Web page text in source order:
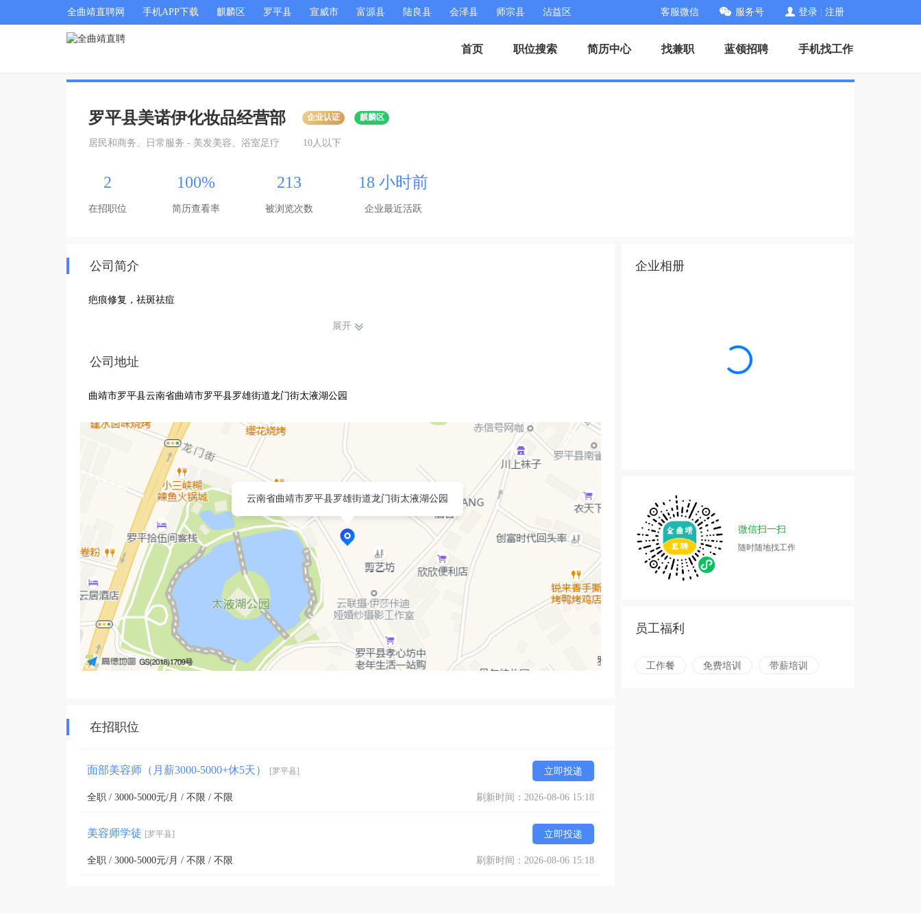
全曲靖直聘网 手机APP下载 麒麟区 罗平县 宣威市 富源县 陆良县 会泽县 师宗县 沾益区 客服微信 服务号 登录 注册
首页 职位搜索 简历中心 找兼职 蓝领招聘 手机找工作
罗平县美诺伊化妆品经营部 企业认证 麒麟区
居民和商务、日常服务 - 美发美容、浴室足疗 10人以下
2
在招职位
100%
简历查看率
213
被浏览次数
18 小时前
企业最近活跃
公司简介
疤痕修复，祛斑祛痘
展开
公司地址
曲靖市罗平县云南省曲靖市罗平县罗雄街道龙门街太液湖公园
云南省曲靖市罗平县罗雄街道龙门街太液湖公园
在招职位
面部美容师（月薪3000-5000+休5天） [罗平县] 立即投递
全职 / 3000-5000元/月 / 不限 / 不限 刷新时间：2026-08-06 15:18
美容师学徒 [罗平县] 立即投递
全职 / 3000-5000元/月 / 不限 / 不限 刷新时间：2026-08-06 15:18
企业相册
微信扫一扫
随时随地找工作
员工福利
工作餐 免费培训 带薪培训